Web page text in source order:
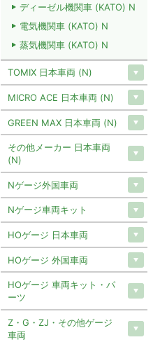
ディーゼル機関車 (KATO) N
電気機関車 (KATO) N
蒸気機関車 (KATO) N
TOMIX 日本車両 (N)
MICRO ACE 日本車両 (N)
GREEN MAX 日本車両 (N)
その他メーカー 日本車両
(N)
Nゲージ外国車両
Nゲージ車両キット
HOゲージ 日本車両
HOゲージ 外国車両
HOゲージ 車両キット・パ
ーツ
Z・G・ZJ・その他ゲージ
車両